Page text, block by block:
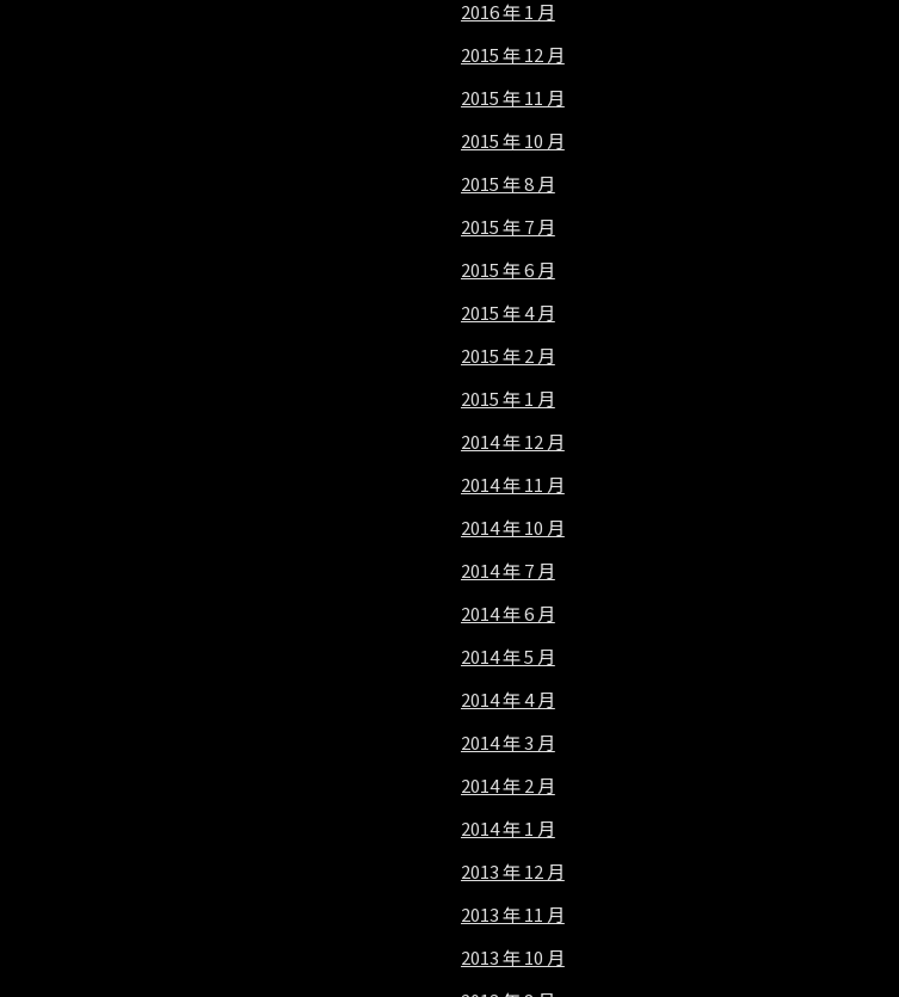
2016 年 1 月
2015 年 12 月
2015 年 11 月
2015 年 10 月
2015 年 8 月
2015 年 7 月
2015 年 6 月
2015 年 4 月
2015 年 2 月
2015 年 1 月
2014 年 12 月
2014 年 11 月
2014 年 10 月
2014 年 7 月
2014 年 6 月
2014 年 5 月
2014 年 4 月
2014 年 3 月
2014 年 2 月
2014 年 1 月
2013 年 12 月
2013 年 11 月
2013 年 10 月